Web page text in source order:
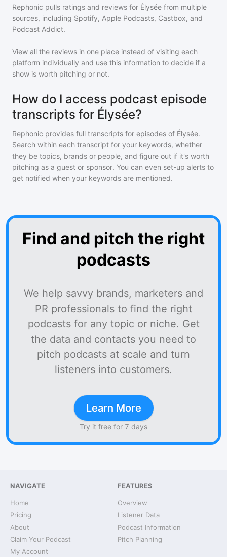
Rephonic pulls ratings and reviews for Élysée from multiple
sources, including Spotify, Apple Podcasts, Castbox, and
Podcast Addict.
View all the reviews in one place instead of visiting each
platform individually and use this information to decide if a
show is worth pitching or not.
How do I access podcast episode
transcripts for Élysée?
Rephonic provides full transcripts for episodes of Élysée.
Search within each transcript for your keywords, whether
they be topics, brands or people, and figure out if it's worth
pitching as a guest or sponsor. You can even set-up alerts to
get notified when your keywords are mentioned.
Find and pitch the right
podcasts
We help savvy brands, marketers and
PR professionals to find the right
podcasts for any topic or niche. Get
the data and contacts you need to
pitch podcasts at scale and turn
listeners into customers.
Learn More
Try it free for 7 days
NAVIGATE
Home
Pricing
About
Claim Your Podcast
My Account
FEATURES
Overview
Listener Data
Podcast Information
Pitch Planning